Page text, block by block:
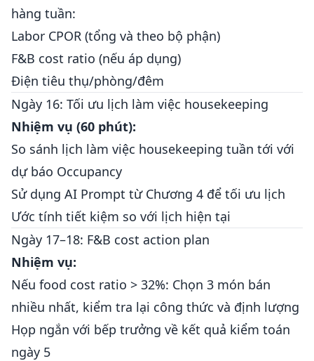
hàng tuần:
Labor CPOR (tổng và theo bộ phận)
F&B cost ratio (nếu áp dụng)
Điện tiêu thụ/phòng/đêm
Ngày 16: Tối ưu lịch làm việc housekeeping
Nhiệm vụ (60 phút):
So sánh lịch làm việc housekeeping tuần tới với
dự báo Occupancy
Sử dụng AI Prompt từ Chương 4 để tối ưu lịch
Ước tính tiết kiệm so với lịch hiện tại
Ngày 17–18: F&B cost action plan
Nhiệm vụ:
Nếu food cost ratio > 32%: Chọn 3 món bán
nhiều nhất, kiểm tra lại công thức và định lượng
Họp ngắn với bếp trưởng về kết quả kiểm toán
ngày 5